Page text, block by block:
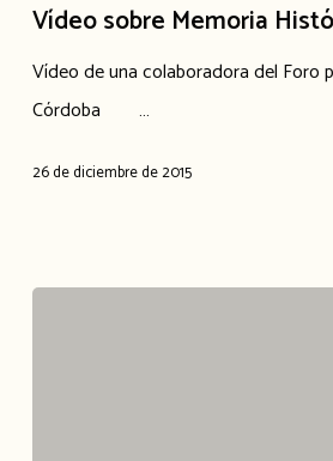
Vídeo sobre Memoria
Vídeo de una colaboradora del Foro
Córdoba …
26 de diciembre de 2015